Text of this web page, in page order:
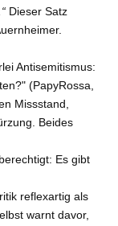
Dieser Satz
Antisemitismus:
(PapyRossa,
Missstand,
Beides
Es gibt
reflexartig als
warnt davor,